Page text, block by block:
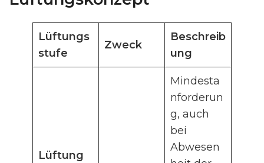
Lüftungs
stufe
Zweck
Beschreib
ung
Lüftung
Mindesta
nforderun
g, auch
bei
Abwesen